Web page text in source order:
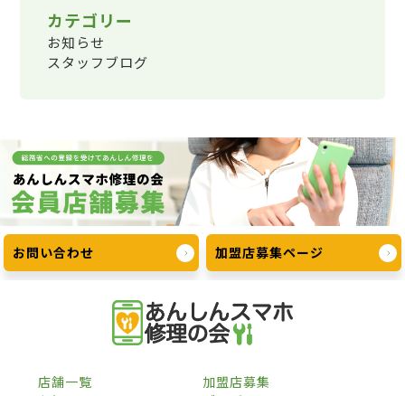
カテゴリー
お知らせ
スタッフブログ
お問い合わせ 加盟店募集ページ
店舗一覧
加盟店募集